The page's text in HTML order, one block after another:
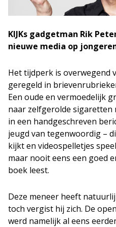
KIJKs gadgetman Rik
nieuwe media op
Het tijdperk is overwegend
geregeld in
Een oude en vermoedelijk
naar zelfgerolde sigaretten
in een handgeschreven
jeugd van tegenwoordig –
kijkt en videospelletjes
maar nooit eens een goed
boek leest.
Deze meneer heeft
toch vergist hij zich. De
werd namelijk al eens